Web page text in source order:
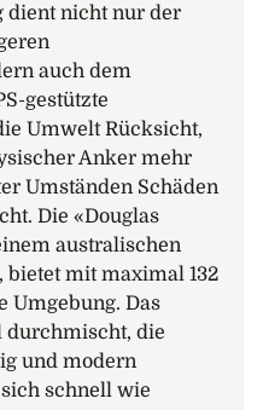
ungestört zu
auf Südgeorgien
des
das nächste Highlight
werden die heutige
bestimmen.
aus zwei grossen
dient nicht nur der
auch dem
gestützte
Umwelt Rücksicht,
Anker mehr
Umständen Schäden
Die «Douglas
australischen
bietet mit maximal 132
Umgebung. Das
die
und modern
schnell wie